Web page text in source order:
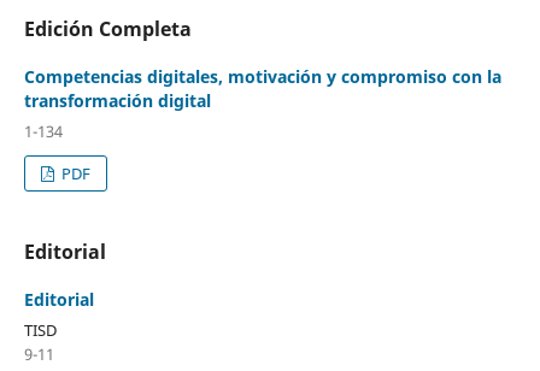
Edición Completa
Competencias digitales, motivación y compromiso con la
transformación digital
1-134
PDF
Editorial
Editorial
TISD
9-11